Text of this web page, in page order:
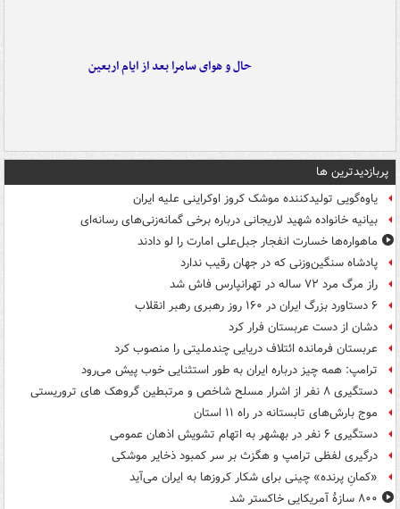
حال و هوای سامرا بعد از ایام اربعین
پربازدیدترین ها
یاوه‌گویی تولیدکننده موشک کروز اوکراینی علیه ایران
بیانیه خانواده شهید لاریجانی درباره برخی گمانه‌زنی‌های رسانه‌ای
ماهواره‌ها خسارت انفجار جبل‌علی امارت را لو دادند
پادشاه سنگین‌وزنی که در جهان رقیب ندارد
راز مرگ مرد ۷۲ ساله در تهرانپارس فاش شد
۶ دستاورد بزرگ ایران در ۱۶۰ روز رهبری رهبر انقلاب
دشان از دست عربستان فرار کرد
عربستان فرمانده ائتلاف دریایی چندملیتی را منصوب کرد
ترامپ: همه چیز درباره ایران به طور استثنایی خوب پیش می‌رود
دستگیری ۸ نفر از اشرار مسلح شاخص و مرتبطین گروهک های تروریستی
موج بارش‌های تابستانه در راه ۱۱ استان
دستگیری ۶ نفر در بهشهر به اتهام تشویش اذهان عمومی
درگیری لفظی ترامپ و هگزث بر سر کمبود ذخایر موشکی
«کمانِ پرنده» چینی برای شکار کروزها به ایران می‌آید
۸۰۰ سازۀ آمریکایی خاکستر شد